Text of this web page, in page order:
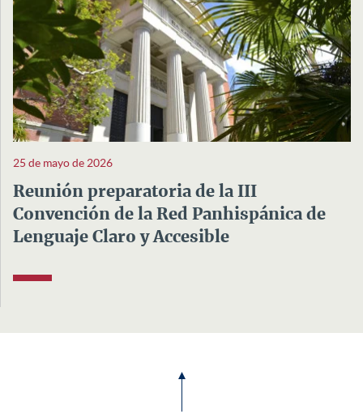
25 de mayo de 2026
Reunión preparatoria de la III
Convención de la Red Panhispánica de
Lenguaje Claro y Accesible